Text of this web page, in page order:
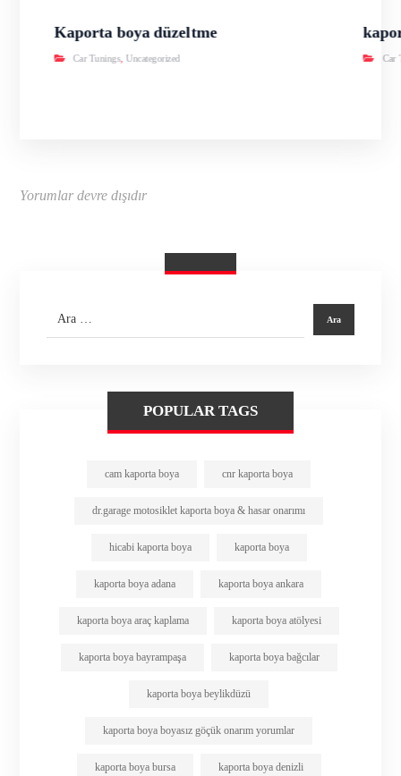
Kaporta boya düzeltme
Car Tunings Uncategorized Car
Yorumlar devre dışıdır
POPULAR TAGS
cam kaporta boya cnr kaporta boya
dr.garage motosiklet kaporta boya & hasar onarımı
hicabi kaporta boya kaporta boya
kaporta boya adana kaporta boya ankara
kaporta boya araç kaplama kaporta boya atölyesi
kaporta boya bayrampaşa kaporta boya bağcılar
kaporta boya beylikdüzü
kaporta boya boyasız göçük onarım yorumlar
kaporta boya bursa kaporta boya denizli